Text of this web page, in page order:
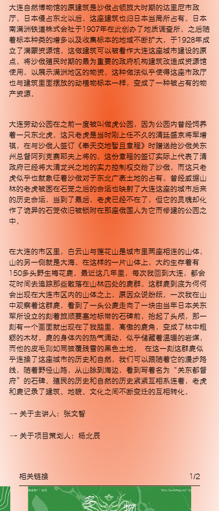
大连自然博物馆的原建筑是沙俄占领旅大时期的达里尼市政
厅。日本侵占东北以后，这座建筑也归日本当局所占有。日本
南满洲铁道株式会社于1907年在此创办了地质调查所。之后随
着标本种类的增多以及收集标本的地域不断扩大，于1928年成
立了满蒙资源馆。这做建筑可以被看作大连这座城市建设的原
点。将沙俄殖民时期的最为重要的政府机构建筑改造成资源馆
使用，以展示满洲地区的物资。这种做法似乎使得这座市政厅
也与建筑里面摆放的动植物标本一样，变成了一种被占有的物
产资源。
大连劳动公园在之前一度被叫做虎公园，因为公园内曾经饲养
着一只东北虎。这只老虎是当时刚上任不久的清廷盛京将军增
祺，在与沙俄人签订《奉天交地暂且章程》时赠送给沙俄关东
州总督阿列克赛耶夫上将的。这份章程的签订实际上代表了清
政府已经将大清龙兴之地的实力控制权交给了沙俄，而这只老
虎似乎也就象征着沙俄对于东北广袤土地的占有。曾经威据山
林的老虎被困在石笼之后的命运也映射了大连这座的城市后来
的历史命运，当到了最后，老虎已经不在了，但它的灵魂却化
作了诡异的石笼依旧被锁附在那座俄国人为它而修建的公园之
中。
在大连的市区里，白云山与莲花山是城市里两座相连的山体，
山的另一侧就是大海。在这样的一片山体上，大约生存着有
150多头野生梅花鹿。最近这几年里，每次我回到大连，都会
花时间去追踪那些散落在山林四处的鹿群。这群鹿到底为何何
会出现在大连市区内的山体之上，原因众说纷纭。一次我在山
中观察着这群鹿，看到了一头公鹿走向了一块由当年日本关东
军所设立的刻着旅顺要塞地标带的石碑前，抬起了头颅，那一
刻有一个画面就出现在了我脑里，高傲的鹿角，变成了林中粗
粝的木材，鹿的身体内的热气涌动，似乎储藏着温暖的岩煤，
而他的皮毛则如同披覆残雪的黑色土地。 在这一刻这群鹿似
乎连接了这座城市的历史和自然，我们可以跟随着它的漫步路
线，随着野径山路，从山脉到海边，看到写着名为“关东都督
府”的石碑。殖民的历史和自然的历史紧紧互相系连着，老虎
和鹿记录了建筑、地貌、文化之间不断变迁的互相转化。
关于主讲人：张文智
关于项目策划人：杨北辰
相关链接 1/2
MACA艺术中心是一所非营利当代艺术机构，位于北京
文化艺术地标798艺术园区内，为一栋具有极简工业感与
未来感的独栋建筑。MACA艺术中心旨在通过具有前瞻
性与实验性的内容，建立起跨越学科边界的交流和立足
本土视野的国际对话。从展览到研究、从泛表演性实践
到替代性的社群融合，我们致力于突破既有认知框架，
成为中国当代艺术版图上的新型态机构坐标，以艺术回
应当下这个激烈变化的时代。
微信
Instagram
© 2025 MACA艺术中心